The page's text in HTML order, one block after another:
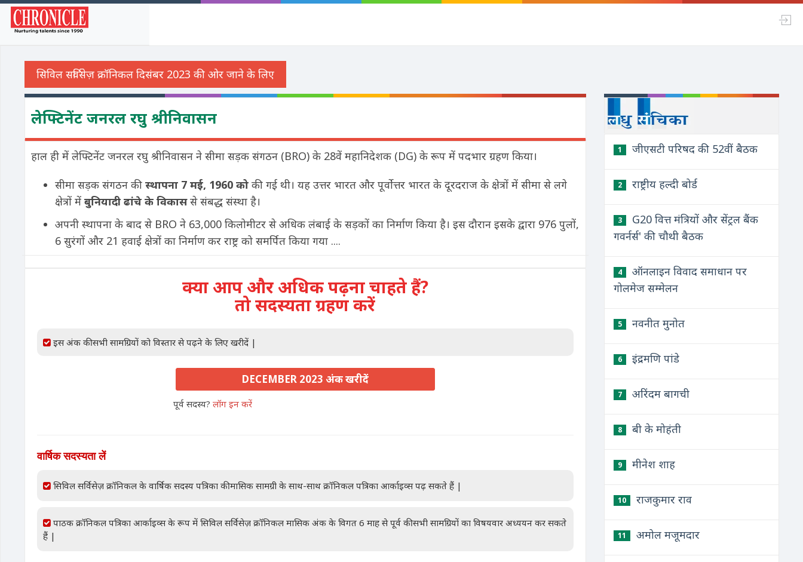
लेफ्टिनेंट जनरल रघु श्रीनिवासन
हाल ही में लेफ्टिनेंट जनरल रघु श्रीनिवासन ने सीमा सड़क संगठन (BRO) के 28वें महानिदेशक (DG) के रूप में पदभार ग्रहण किया।
सीमा सड़क संगठन की स्थापना 7 मई, 1960 को की गई थी। यह उत्तर भारत और पूर्वोत्तर भारत के दूरदराज के क्षेत्रों में सीमा से लगे
क्षेत्रों में बुनियादी ढांचे के विकाससे संबद्ध संस्था है।
अपनी स्थापना के बाद से BRO ने 63,000 किलोमीटर से अधिक लंबाई के सड़कों का निर्माण किया है। इस दौरान इसके द्वारा 976 पुलों,
6 सुरंगों और 21 हवाई क्षेत्रों का निर्माण कर राष्ट्र को समर्पित किया गया ....
क्या आप और अधिक पढ़ना चाहते हैं?
तो सदस्यता ग्रहण करें
इस अंक की सभी सामग्रियों को विस्तार से पढ़ने के लिए खरीदें |
DECEMBER 2023 अंक खरीदें
पूर्व सदस्य?लॉग इन करें
वार्षिक सदस्यता लें
सिविल सर्विसेज़ क्रॉनिकल के वार्षिक सदस्य पत्रिका की मासिक सामग्री के साथ-साथ क्रॉनिकल पत्रिका आर्काइव्स पढ़ सकते हैं |
पाठक क्रॉनिकल पत्रिका आर्काइव्स के रूप में सिविल सर्विसेज़ क्रॉनिकल मासिक अंक के विगत 6 माह से पूर्व की सभी सामग्रियों का विषयवार अध्ययन कर सकते
हैं |
1 जीएसटी परिषद की 52वीं बैठक
2 राष्ट्रीय हल्दी बोर्ड
3
G20 वित्त मंत्रियों और सेंट्रल बैंक
गवर्नर्स' की चौथी बैठक
4
ऑनलाइन विवाद समाधान पर
गोलमेज सम्मेलन
5 नवनीत मुनोत
6 इंद्रमणि पांडे
7 अरिंदम बागची
8 बी के मोहंती
9 मीनेश शाह
10 राजकुमार राव
11 अमोल मजूमदार